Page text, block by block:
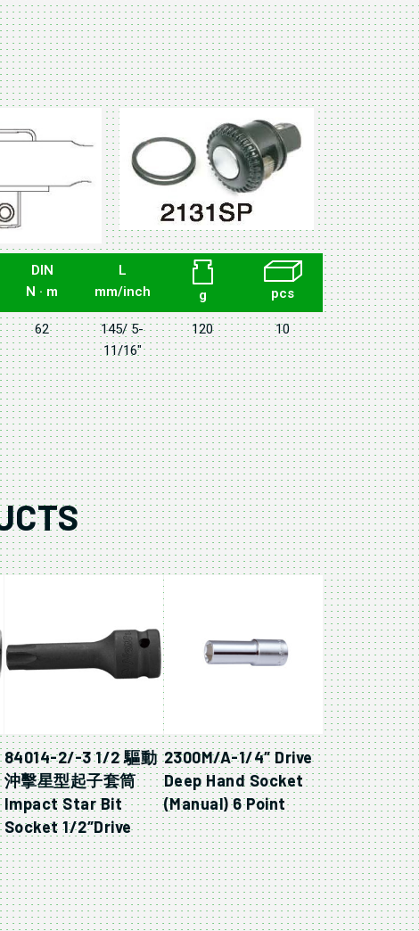
DIN
N · m
L
mm/inch
g pcs
62
145/ 5-
11/16"
120 10
84014-2/-3 1/2 驅動
沖擊星型起子套筒
Impact Star Bit
Socket 1/2″Drive
2300M/A-1/4″ Drive
Deep Hand Socket
(Manual) 6 Point